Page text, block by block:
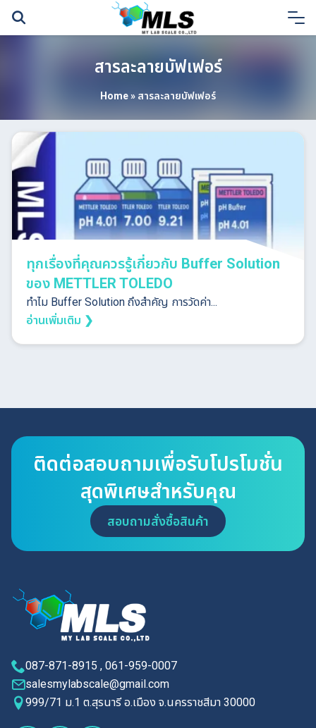
Skip
สารละลายบัฟเฟอร์
Home» สารละลายบัฟเฟอร์
ทุกเรื่องที่คุณควรรู้เกี่ยวกับ Buffer Solution
ของ METTLER TOLEDO
ทำไม Buffer Solution ถึงสำคัญ การวัดค่า...
อ่านเพิ่มเติม ❯
ติดต่อสอบถามเพื่อรับโปรโมชั่น
สุดพิเศษสำหรับคุณ
สอบถามสั่งซื้อสินค้า
087-871-8915 , 061-959-0007
salesmylabscale@gmail.com
999/71 ม.1 ต.สุรนารี อ.เมือง จ.นครราชสีมา 30000